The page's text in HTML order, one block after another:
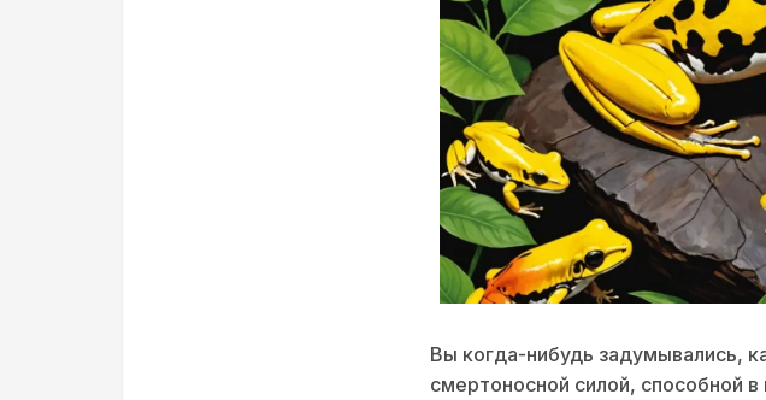
Вы когда-нибудь задумывались,
смертоносной силой, способной